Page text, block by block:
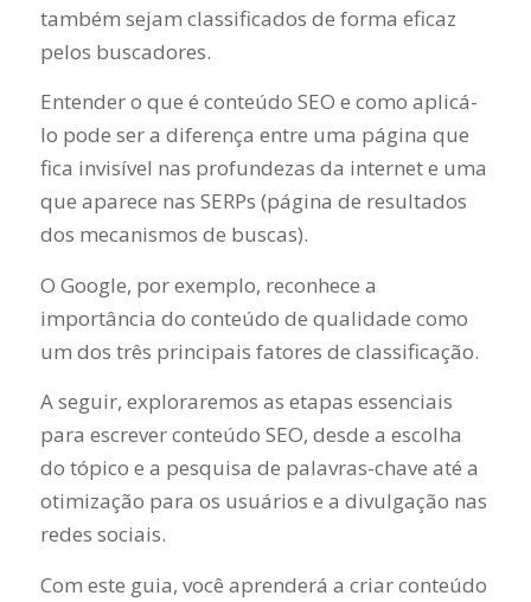
também sejam classificados de forma eficaz
pelos buscadores.
Entender o que é conteúdo SEO e como aplicá-
lo pode ser a diferença entre uma página que
fica invisível nas profundezas da internet e uma
que aparece nas SERPs (página de resultados
dos mecanismos de buscas).
O Google, por exemplo, reconhece a
importância do conteúdo de qualidade como
um dos três principais fatores de classificação.
A seguir, exploraremos as etapas essenciais
para escrever conteúdo SEO, desde a escolha
do tópico e a pesquisa de palavras-chave até a
otimização para os usuários e a divulgação nas
redes sociais.
Com este guia, você aprenderá a criar conteúdo